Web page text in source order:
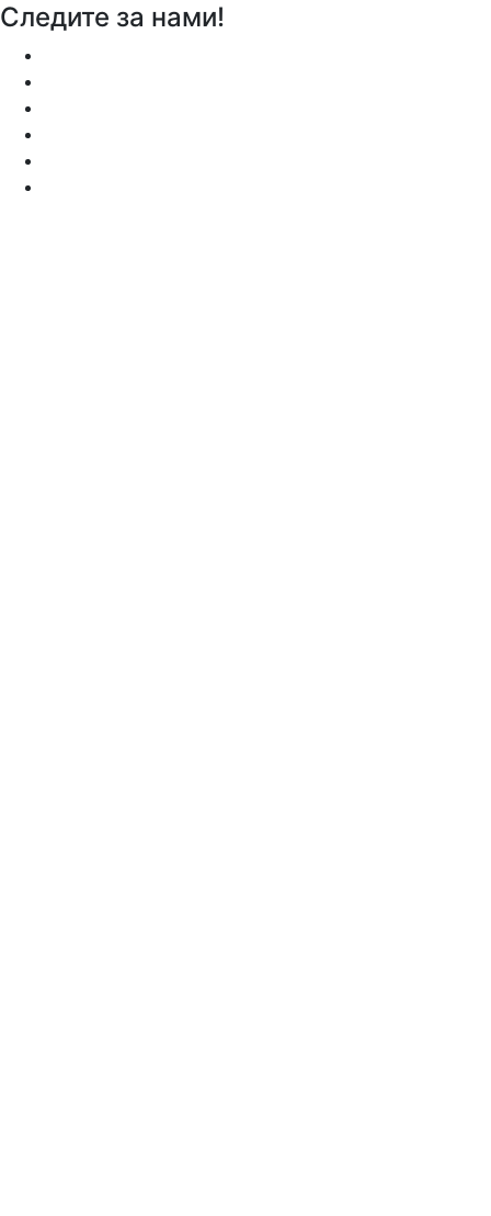
Следите за нами!